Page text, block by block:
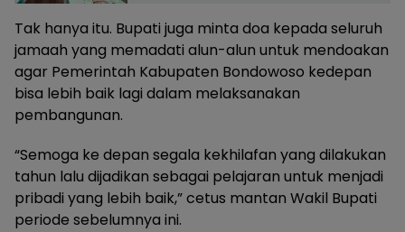
Tak hanya itu. Bupati juga minta doa kepada seluruh
jamaah yang memadati alun-alun untuk mendoakan
agar Pemerintah Kabupaten Bondowoso kedepan
bisa lebih baik lagi dalam melaksanakan
pembangunan.
“Semoga ke depan segala kekhilafan yang dilakukan
tahun lalu dijadikan sebagai pelajaran untuk menjadi
pribadi yang lebih baik,” cetus mantan Wakil Bupati
periode sebelumnya ini.